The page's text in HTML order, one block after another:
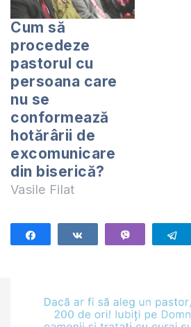
Cum să
procedeze
pastorul cu
persoana care
nu se
conformează
hotărârii de
excomunicare
din biserică?
Vasile Filat